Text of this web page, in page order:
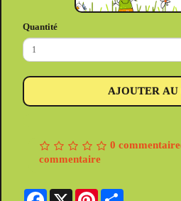
Quantité
AJOUTER AU
0
commentaire
Facebook
X Pinterest